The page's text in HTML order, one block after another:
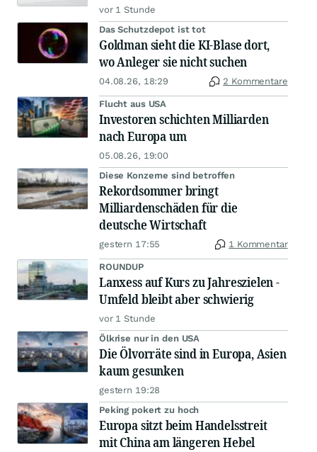
vor 1 Stunde
Das Schutzdepot ist tot
Goldman sieht die KI-Blase dort,
wo Anleger sie nicht suchen
04.08.26, 18:29 2 Kommentare
Flucht aus USA
Investoren schichten Milliarden
nach Europa um
05.08.26, 19:00
Diese Konzerne sind betroffen
Rekordsommer bringt
Milliardenschäden für die
deutsche Wirtschaft
gestern 17:55 1 Kommentar
ROUNDUP
Lanxess auf Kurs zu Jahreszielen -
Umfeld bleibt aber schwierig
vor 1 Stunde
Ölkrise nur in den USA
Die Ölvorräte sind in Europa, Asien
kaum gesunken
gestern 19:28
Peking pokert zu hoch
Europa sitzt beim Handelsstreit
mit China am längeren Hebel